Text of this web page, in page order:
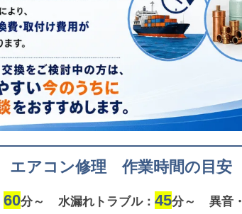
エアコン修理 作業時間の目安
60分～ 水漏れトラブル： 45分～ 異音